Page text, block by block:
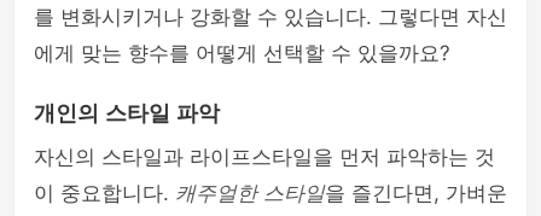
를 변화시키거나 강화할 수 있습니다. 그렇다면 자신
에게 맞는 향수를 어떻게 선택할 수 있을까요?
개인의 스타일 파악
자신의 스타일과 라이프스타일을 먼저 파악하는 것
이 중요합니다. 캐주얼한 스타일을 즐긴다면, 가벼운